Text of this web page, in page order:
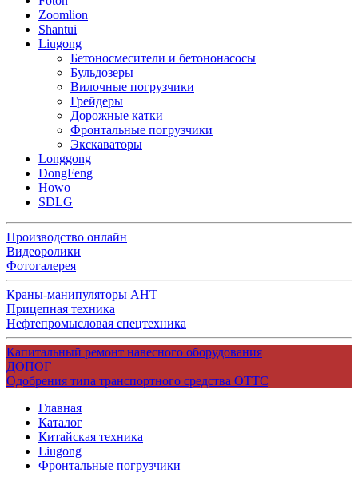
Zoomlion
Shantui
Liugong
Бетоносмесители и бетононасосы
Бульдозеры
Вилочные погрузчики
Грейдеры
Дорожные катки
Фронтальные погрузчики
Экскаваторы
Longgong
DongFeng
Howo
SDLG
Производство онлайн
Видеоролики
Фотогалерея
Краны-манипуляторы АНТ
Прицепная техника
Нефтепромысловая спецтехника
Капитальный ремонт навесного оборудования
ДОПОГ
Одобрения типа транспортного средства ОТТС
Главная
Каталог
Китайская техника
Liugong
Фронтальные погрузчики